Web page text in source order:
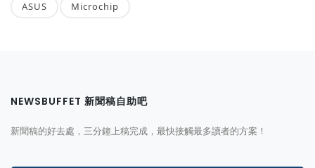
ASUS Microchip
NEWSBUFFET 新聞稿自助吧
新聞稿的好去處，三分鐘上稿完成，最快接觸最多讀者的方案！